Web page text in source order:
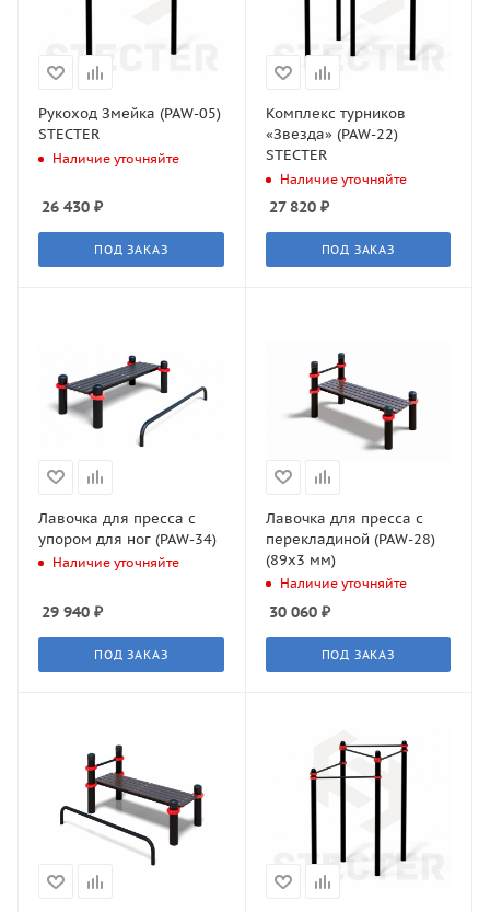
Рукоход Змейка (PAW-05)
STECTER
Наличие уточняйте
26 430 ₽
ПОД ЗАКАЗ
Комплекс турников
«Звезда» (PAW-22)
STECTER
Наличие уточняйте
27 820₽
ПОД ЗАКАЗ
Лавочка для пресса с
упором для ног (PAW-34)
Наличие уточняйте
29 940 ₽
ПОД ЗАКАЗ
Лавочка для пресса с
перекладиной (PAW-28)
(89х3 мм)
Наличие уточняйте
30 060₽
ПОД ЗАКАЗ